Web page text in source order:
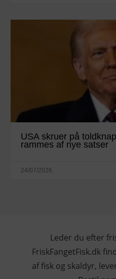
USA skruer på
rammes af nye satser
24/07/2026
Leder du efter
FriskFangetFisk.dk
af fisk og skaldyr,